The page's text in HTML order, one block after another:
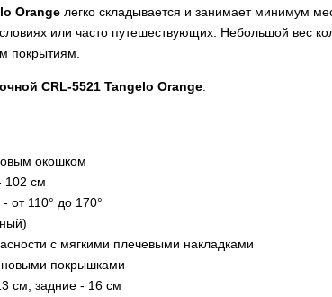
Orangeлегко складывается и занимает минимум
или часто путешествующих. Небольшой вес
покрытиям.
CRL-5521 Tangelo Orange:
окошком
102 см
от 110° до 170°
с мягкими плечевыми накладками
покрышками
см, задние - 16 см